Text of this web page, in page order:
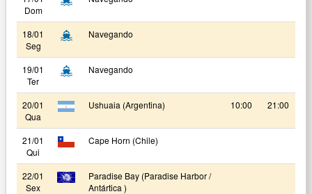
Dom
18/01
Seg
Navegando
19/01
Ter
Navegando
20/01
Qua
Ushuaia (Argentina) 10:00 21:00
21/01
Qui
Cape Horn (Chile)
22/01
Sex
Paradise Bay (Paradise Harbor /
Antártica )